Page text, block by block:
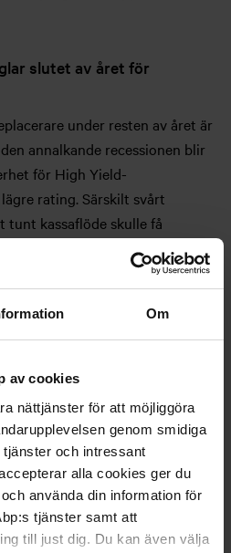
Om
av cookies
nättjänster för att möjliggöra
genom smidiga
och intressant
alla cookies ger du
använda din information för
tjänster samt att
till just dig. Du kan även välja
slutet av året för
under resten av året är
annalkande recessionen blir
för High Yield-
rating. Särskilt svårt
tunt kassaflöde skulle få
som
inte leder till omöjligt trångmål
mycket attraktiva.
än väntat, lär Investment
den bättre än papper i High
inom företagsräntor –
High Yield-obligationer
High Yield-obligationerna är
det gäller avkastnings- och